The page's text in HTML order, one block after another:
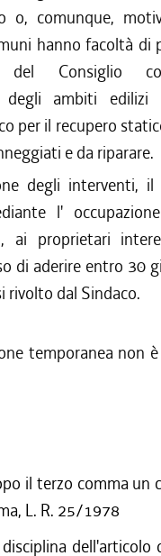
o, comunque,
hanno facoltà di
del Consiglio
degli ambiti edilizi
per il recupero
e da riparare.
degli interventi, il
l'
ai proprietari
di aderire entro 30
rivolto dal Sindaco.
temporanea non
il terzo comma un
L. R. 25/1978
dell'articolo